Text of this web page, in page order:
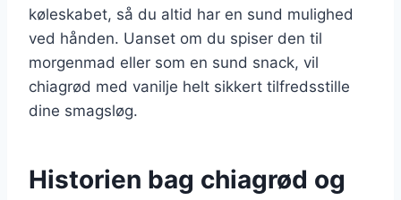
køleskabet, så du altid har en sund mulighed
ved hånden. Uanset om du spiser den til
morgenmad eller som en sund snack, vil
chiagrød med vanilje helt sikkert tilfredsstille
dine smagsløg.
Historien bag chiagrød og